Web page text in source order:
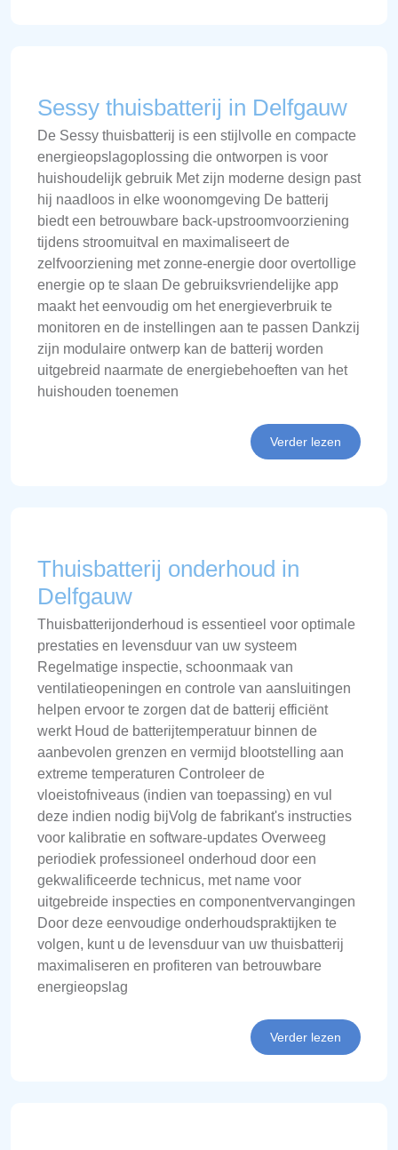
Sessy thuisbatterij in Delfgauw
De Sessy thuisbatterij is een stijlvolle en compacte
energieopslagoplossing die ontworpen is voor
huishoudelijk gebruik Met zijn moderne design past
hij naadloos in elke woonomgeving De batterij
biedt een betrouwbare back-upstroomvoorziening
tijdens stroomuitval en maximaliseert de
zelfvoorziening met zonne-energie door overtollige
energie op te slaan De gebruiksvriendelijke app
maakt het eenvoudig om het energieverbruik te
monitoren en de instellingen aan te passen Dankzij
zijn modulaire ontwerp kan de batterij worden
uitgebreid naarmate de energiebehoeften van het
huishouden toenemen
Verder lezen
Thuisbatterij onderhoud in
Delfgauw
Thuisbatterijonderhoud is essentieel voor optimale
prestaties en levensduur van uw systeem
Regelmatige inspectie, schoonmaak van
ventilatieopeningen en controle van aansluitingen
helpen ervoor te zorgen dat de batterij efficiënt
werkt Houd de batterijtemperatuur binnen de
aanbevolen grenzen en vermijd blootstelling aan
extreme temperaturen Controleer de
vloeistofniveaus (indien van toepassing) en vul
deze indien nodig bijVolg de fabrikant's instructies
voor kalibratie en software-updates Overweeg
periodiek professioneel onderhoud door een
gekwalificeerde technicus, met name voor
uitgebreide inspecties en componentvervangingen
Door deze eenvoudige onderhoudspraktijken te
volgen, kunt u de levensduur van uw thuisbatterij
maximaliseren en profiteren van betrouwbare
energieopslag
Verder lezen